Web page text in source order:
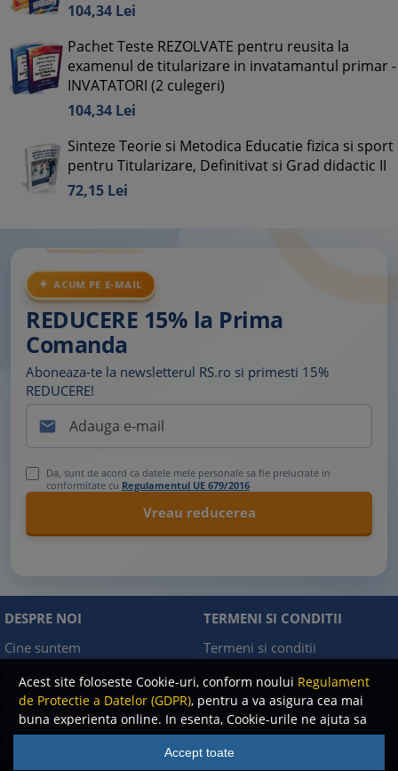
Acest site foloseste Cookie-uri, conform noului Regulament
de Protectie a Datelor (GDPR), pentru a va asigura cea mai
buna experienta online. In esenta, Cookie-urile ne ajuta sa
imbunatatim continutul de pe site, oferindu-va dvs.,
cititorul, o experienta online personalizata si mult mai
Accept toate
104,34 Lei
Pachet Teste REZOLVATE pentru reusita la
examenul de titularizare in invatamantul primar -
INVATATORI (2 culegeri)
104,34 Lei
Sinteze Teorie si Metodica Educatie fizica si sport
pentru Titularizare, Definitivat si Grad didactic II
72,15 Lei
ACUM PE E-MAIL
REDUCERE 15% la Prima
Comanda
Aboneaza-te la newsletterul RS.ro si primesti 15%
REDUCERE!

Da, sunt de acord ca datele mele personale sa fie prelucrate in
conformitate cu Regulamentul UE 679/2016
DESPRE NOI
Cine suntem
Cum comand?
Cum platesc?
TERMENI SI CONDITII
Termeni si conditii
Facebook
Contact